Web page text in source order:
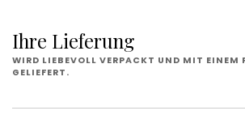
Ihre Lieferung
WIRD LIEBEVOLL VERPACKT UND MIT EINEM
GELIEFERT.